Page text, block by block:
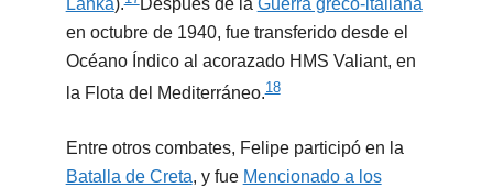
Lanka). ​Después de la Guerra greco-italiana
en octubre de 1940, fue transferido desde el
Océano Índico al acorazado HMS Valiant, en
la Flota del Mediterráneo.18
Entre otros combates, Felipe participó en la
Batalla de Creta, y fue Mencionado a los